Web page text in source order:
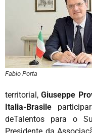
Fabio Porta
territorial,Giuseppe
Italia-Brasile
deTalentos para o